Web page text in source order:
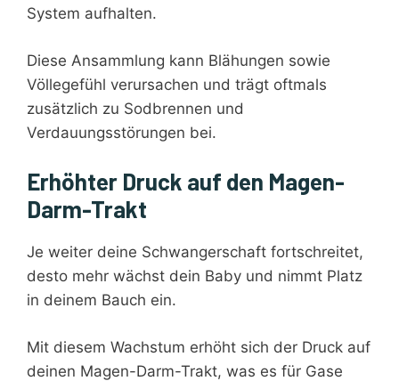
System aufhalten.
Diese Ansammlung kann Blähungen sowie
Völlegefühl verursachen und trägt oftmals
zusätzlich zu Sodbrennen und
Verdauungsstörungen bei.
Erhöhter Druck auf den Magen-
Darm-Trakt
Je weiter deine Schwangerschaft fortschreitet,
desto mehr wächst dein Baby und nimmt Platz
in deinem Bauch ein.
Mit diesem Wachstum erhöht sich der Druck auf
deinen Magen-Darm-Trakt, was es für Gase